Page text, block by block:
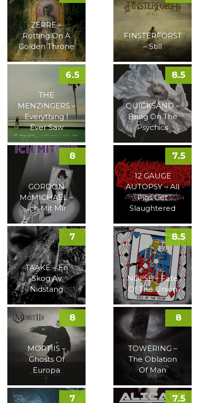
ZERRE –
Rotting On A
Golden Throne
FINSTERFORST
– Still
THE
MENZINGERS –
Everything I
Ever Saw
6.5
QUICKSAND –
Bring On The
Psychics
8.5
GORDON
McMICHAEL –
Ich Mit Mir
8
12 GAUGE
AUTOPSY – All
Pigs Get
Slaughtered
7.5
TAAKE – En
Skog Av
Nidstang
7
NOI!SE – Fate
Of The Union
8.5
MORTIIS –
Ghosts Of
Europa
8
TOWERING –
The Oblation
Of Man
8
7 7.5